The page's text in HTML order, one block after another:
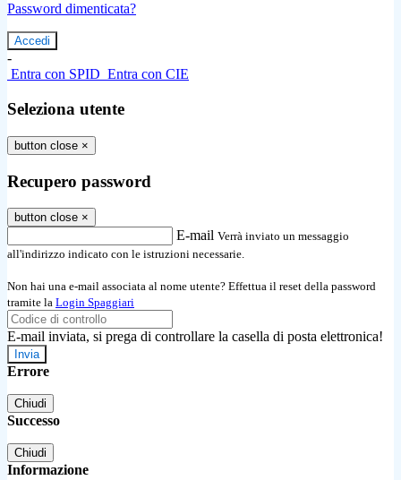
Password dimenticata?
-
Entra con SPID Entra con CIE
Seleziona utente
button close ×
Recupero password
button close ×
E-mail Verrà inviato un messaggio
all'indirizzo indicato con le istruzioni necessarie.
Non hai una e-mail associata al nome utente? Effettua il reset della password
tramite la Login Spaggiari
E-mail inviata, si prega di controllare la casella di posta elettronica!
Errore
Chiudi
Successo
Chiudi
Informazione